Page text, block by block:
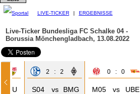
LIVE-TICKER | ERGEBNISSE
Live-Ticker Bundesliga FC Schalke 04 -
Borussia Mönchengladbach, 13.08.2022
STU
2 : 2
S04 vs BMG
0 : 0
M05 vs UBE